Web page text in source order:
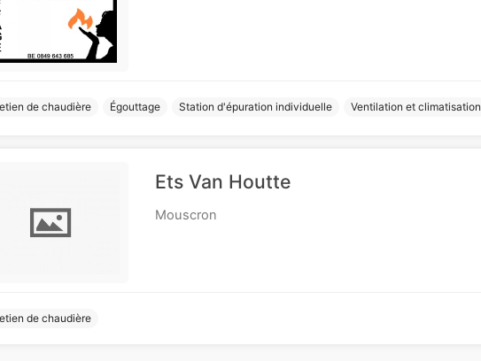
de chaudière Égouttage Station d'épuration individuelle Ventilation et climatisation
Ets Van Houtte
Mouscron
de chaudière